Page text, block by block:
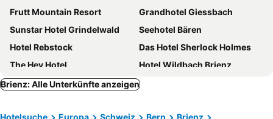
Frutt Mountain Resort
Grandhotel Giessbach
Sunstar Hotel Grindelwald
Seehotel Bären
Hotel Rebstock
Das Hotel Sherlock Holmes
The Hey Hotel
Hotel Wildbach Brienz
frutt Family Lodge
Hotel Regina
Brienz: Alle Unterkünfte anzeigen
Hotelsuche Europa Schweiz Bern
Brienz